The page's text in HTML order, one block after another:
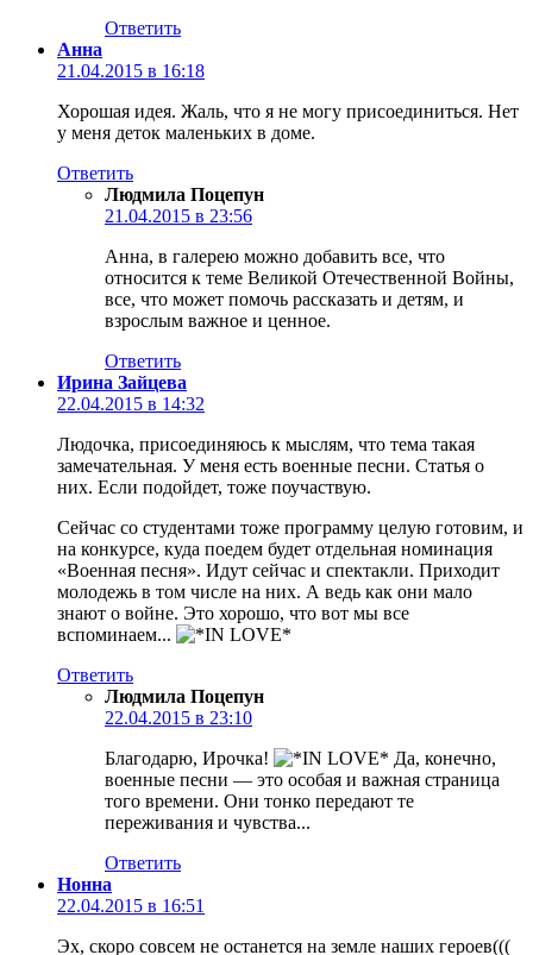
Ответить
Анна
21.04.2015 в 16:18
Хорошая идея. Жаль, что я не могу присоединиться. Нет
у меня деток маленьких в доме.
Ответить
Людмила Поцепун
21.04.2015 в 23:56
Анна, в галерею можно добавить все, что
относится к теме Великой Отечественной Войны,
все, что может помочь рассказать и детям, и
взрослым важное и ценное.
Ответить
Ирина Зайцева
22.04.2015 в 14:32
Людочка, присоединяюсь к мыслям, что тема такая
замечательная. У меня есть военные песни. Статья о
них. Если подойдет, тоже поучаствую.
Сейчас со студентами тоже программу целую готовим, и
на конкурсе, куда поедем будет отдельная номинация
«Военная песня». Идут сейчас и спектакли. Приходит
молодежь в том числе на них. А ведь как они мало
знают о войне. Это хорошо, что вот мы все
вспоминаем...
Ответить
Людмила Поцепун
22.04.2015 в 23:10
Благодарю, Ирочка!
Да, конечно,
военные песни — это особая и важная страница
того времени. Они тонко передают те
переживания и чувства...
Ответить
Нонна
22.04.2015 в 16:51
Эх, скоро совсем не останется на земле наших героев(((